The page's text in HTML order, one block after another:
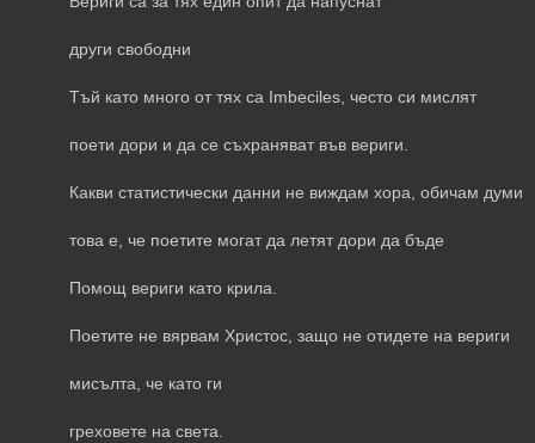
други свободни
Тъй като много от тях са Imbeciles, често си мислят
поети дори и да се съхраняват във вериги.
Какви статистически данни не виждам хора, обичам думи
това е, че поетите могат да летят дори да бъде
Помощ вериги като крила.
Поетите не вярвам Христос, защо не отидете на вериги
мисълта, че като ги
греховете на света.